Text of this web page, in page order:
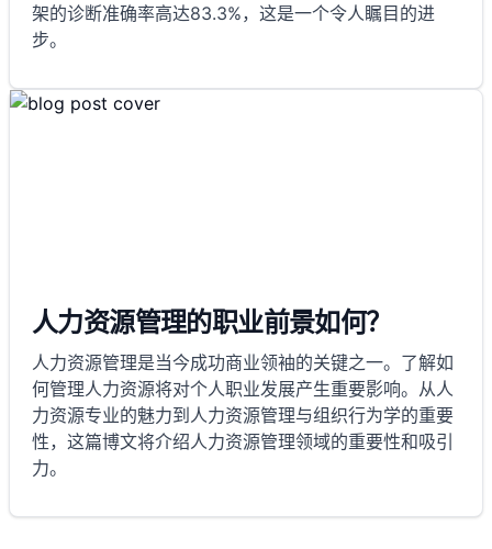
架的诊断准确率高达83.3%，这是一个令人瞩目的进
步。
人力资源管理的职业前景如何？
人力资源管理是当今成功商业领袖的关键之一。了解如
何管理人力资源将对个人职业发展产生重要影响。从人
力资源专业的魅力到人力资源管理与组织行为学的重要
性，这篇博文将介绍人力资源管理领域的重要性和吸引
力。